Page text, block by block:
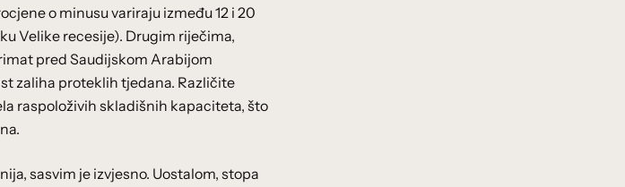
o minusu variraju između 12 i 20
Velike recesije). Drugim riječima,
pred Saudijskom Arabijom
zaliha proteklih tjedana. Različite
raspoloživih skladišnih kapaciteta, što
sasvim je izvjesno. Uostalom, stopa